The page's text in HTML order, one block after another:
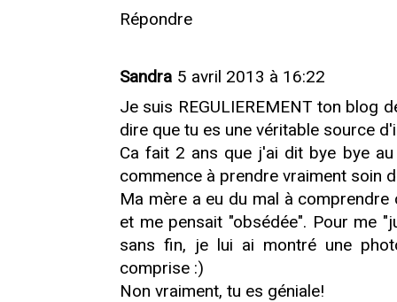
Répondre
Sandra 5 avril 2013 à 16:22
Je suis REGULIEREMENT ton blog
dire que tu es une véritable source
Ca fait 2 ans que j'ai dit bye bye
commence à prendre vraiment soin
Ma mère a eu du mal à
et me pensait "obsédée". Pour me
sans fin, je lui ai montré une
comprise :)
Non vraiment, tu es géniale!